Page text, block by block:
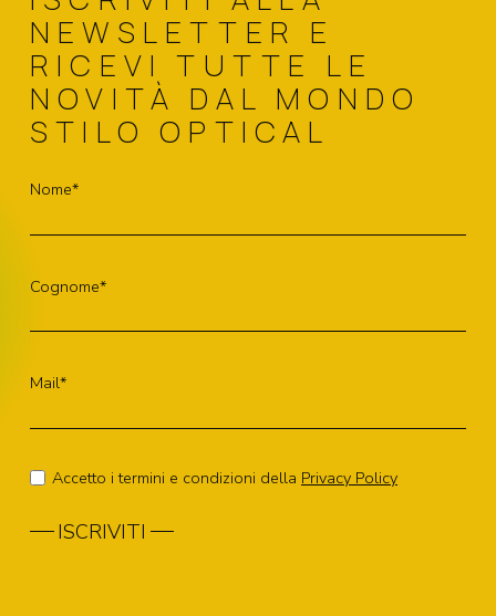
NEWSLETTER E
RICEVI TUTTE LE
NOVITÀ DAL MONDO
STILO OPTICAL
Nome*
Cognome*
Mail*
Accetto i termini e condizioni della Privacy Policy
ISCRIVITI